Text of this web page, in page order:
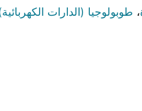
، طوبولوجيا (الدارات